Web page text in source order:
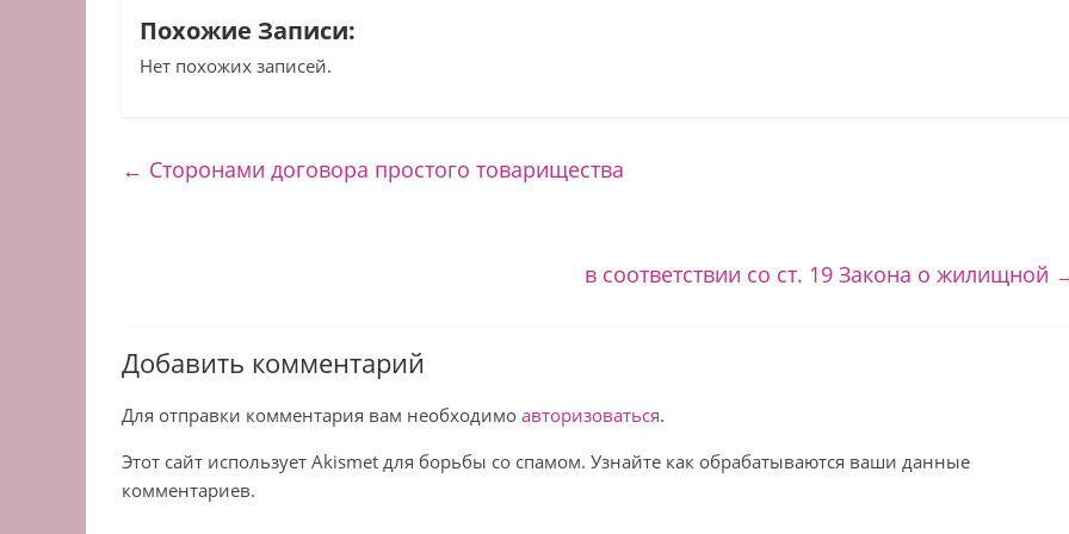
Похожие Записи:
Нет похожих записей.
← Сторонами договора простого товарищества
в соответствии со ст. 19 Закона о жилищной
Добавить комментарий
Для отправки комментария вам необходимо авторизоваться.
Этот сайт использует Akismet для борьбы со спамом. Узнайте как обрабатываются ваши данные
комментариев.